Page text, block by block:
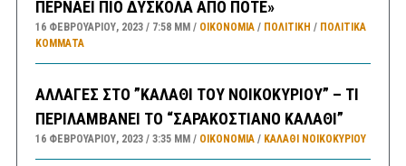
ΠΕΡΝΑΕΙ ΠΙΟ ΔΥΣΚΟΛΑ ΑΠΟ ΠΟΤΕ»
16 ΦΕΒΡΟΥΑΡΊΟΥ, 2023 7:58 ΜΜ ΟΙΚΟΝΟΜΙΑ/ ΠΟΛΙΤΙΚΗ / ΠΟΛΙΤΙΚΆ
ΚΌΜΜΑΤΑ
ΑΛΛΑΓΕΣ ΣΤΟ ”ΚΑΛΑΘΙ ΤΟΥ ΝΟΙΚΟΚΥΡΙΟΥ” – ΤΙ
ΠΕΡΙΛΑΜΒΑΝΕΙ ΤΟ “ΣΑΡΑΚΟΣΤΙΑΝΟ ΚΑΛΑΘΙ”
16 ΦΕΒΡΟΥΑΡΊΟΥ, 2023 3:35 ΜΜ ΟΙΚΟΝΟΜΙΑ/ ΚΑΛΑΘΙ ΝΟΙΚΟΚΥΡΙΟΥ